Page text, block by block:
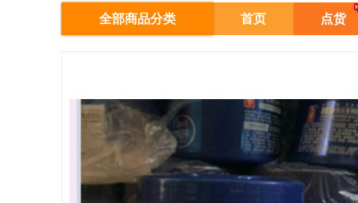
全部商品分类 首页 点货